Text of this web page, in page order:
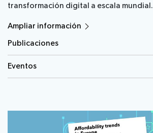
transformación digital a escala mundial.
Ampliar información
Publicaciones
Eventos